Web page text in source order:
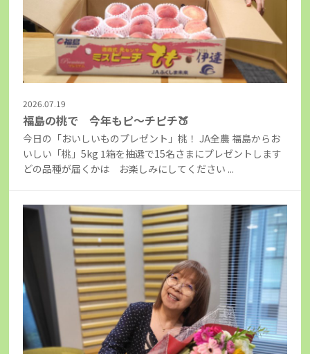
2026.07.19
福島の桃で 今年もピ～チピチ🍑
今日の「おいしいものプレゼント」桃！ JA全農 福島からお
いしい「桃」5kg 1箱を抽選で15名さまにプレゼントします
どの品種が届くかは お楽しみにしてください ...